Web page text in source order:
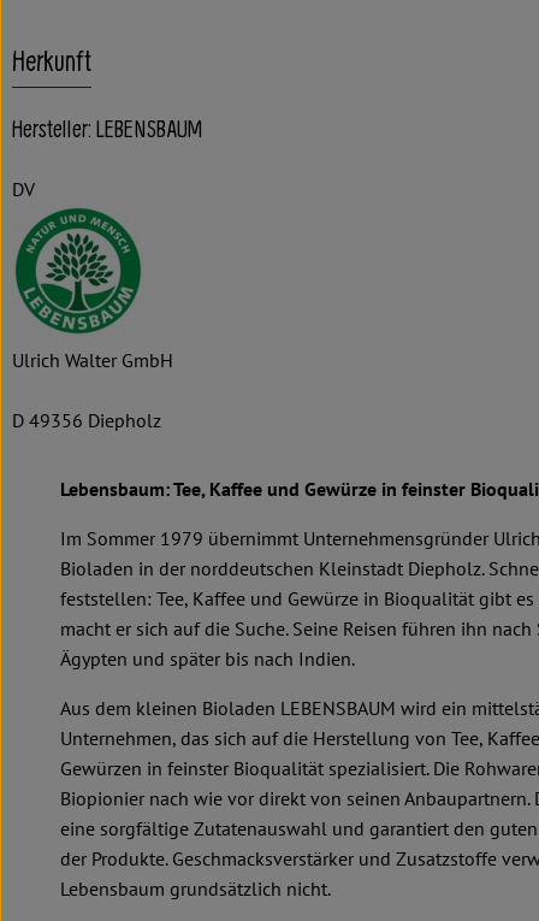
Herkunft
Hersteller: LEBENSBAUM
DV
Ulrich Walter GmbH
D 49356 Diepholz
Lebensbaum: Tee, Kaffee und Gewürze in feinster
Im Sommer 1979 übernimmt Unternehmensgründer
Bioladen in der norddeutschen Kleinstadt Diepholz.
feststellen: Tee, Kaffee und Gewürze in Bioqualität gibt es
macht er sich auf die Suche. Seine Reisen führen ihn
Ägypten und später bis nach Indien.
Aus dem kleinen Bioladen LEBENSBAUM wird ein
Unternehmen, das sich auf die Herstellung von Tee,
Gewürzen in feinster Bioqualität spezialisiert. Die
Biopionier nach wie vor direkt von seinen Anbaupartnern.
eine sorgfältige Zutatenauswahl und garantiert den guten
der Produkte. Geschmacksverstärker und Zusatzstoffe
Lebensbaum grundsätzlich nicht.